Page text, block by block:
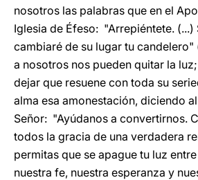
nosotros las palabras que en el
Iglesia de Éfeso: "Arrepiéntete. (...)
cambiaré de su lugar tu candelero"
a nosotros nos pueden quitar la
dejar que resuene con toda su
alma esa amonestación, diciendo
Señor: "Ayúdanos a convertirnos.
todos la gracia de una verdadera
permitas que se apague tu luz
nuestra fe, nuestra esperanza y